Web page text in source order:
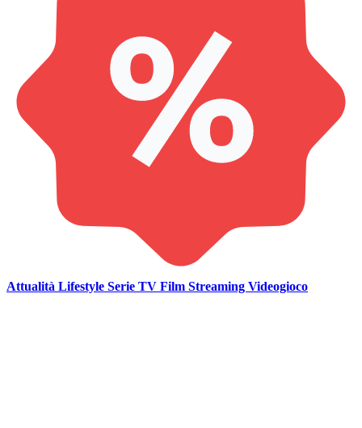
Attualità Lifestyle Serie TV Film Streaming Videogioco